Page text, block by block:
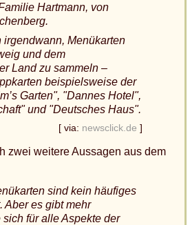
Hartmann, von
irgendwann, Menükarten
und dem
Land zu sammeln –
beispielsweise der
Garten", "Dannes Hotel",
und "Deutsches Haus".
[ via: newsclick.de ]
zwei weitere Aussagen aus dem
sind kein häufiges
Aber es gibt mehr
für alle Aspekte der